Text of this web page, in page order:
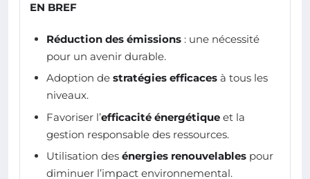
EN BREF
Réduction des émissions : une nécessité
pour un avenir durable.
Adoption de stratégies efficaces à tous les
niveaux.
Favoriser l’efficacité énergétique et la
gestion responsable des ressources.
Utilisation des énergies renouvelables pour
diminuer l’impact environnemental.